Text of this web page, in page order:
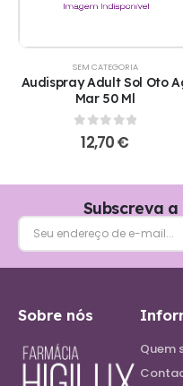
SEM CATEGORIA
Audispray Adult Sol Oto
Mar 50 Ml
0out of 5
12,70€
Subscreva
Sobre nós
Quem